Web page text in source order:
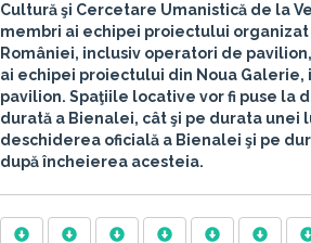
Cultură şi Cercetare Umanistică de la
membri ai echipei proiectului organizat
României, inclusiv operatori de
ai echipei proiectului din Noua Galerie,
pavilion. Spaţiile locative vor fi puse la
durată a Bienalei, cât şi pe durata unei
deschiderea oficială a Bienalei şi pe
după încheierea acesteia.